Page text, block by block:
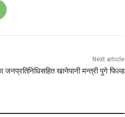
Next article
जनप्रतिनिधिसहित खानेपानी मन्त्री पुगे फिल्ड